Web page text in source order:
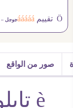
Ö تقييم áááááجوجل –
صور من الواقع
è تابلوهات